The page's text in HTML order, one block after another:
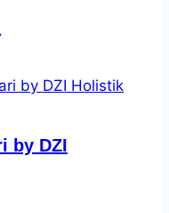
page
This
has
variants.
The
by DZI